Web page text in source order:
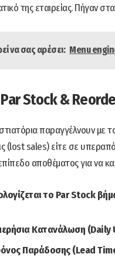
της εταιρείας. Πήγαν
να σας αρέσει: Menu
Stock &
παραγγέλνουν με
(lost sales) είτε σε
αποθέματος για να
το Par Stock
Κατανάλωση (Daily
Παράδοσης (Lead